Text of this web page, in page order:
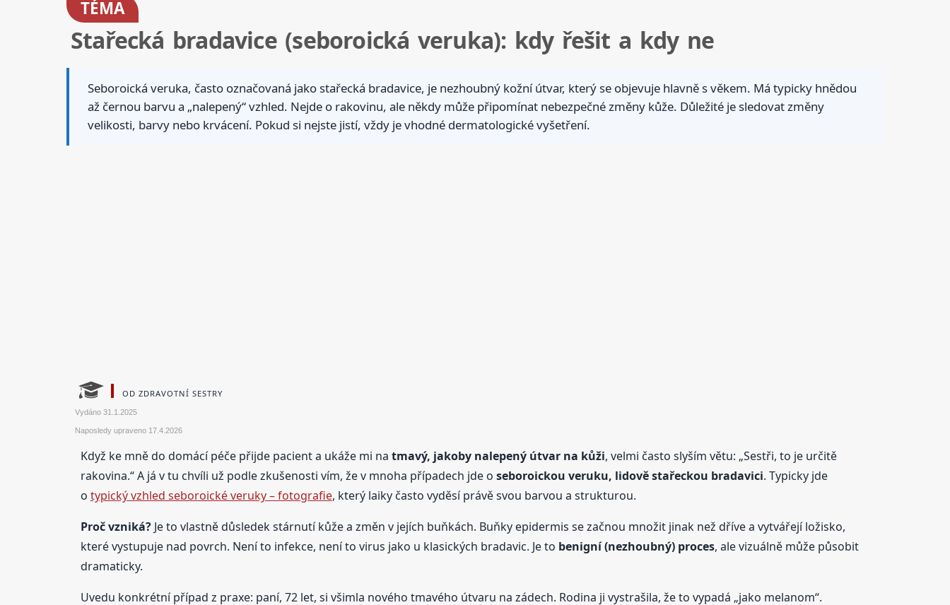
TÉMA
Stařecká bradavice (seboroická veruka): kdy řešit a kdy ne
Seboroická veruka, často označovaná jako stařecká bradavice, je nezhoubný kožní útvar, který se objevuje hlavně s věkem. Má typicky hnědou
až černou barvu a „nalepený“ vzhled. Nejde o rakovinu, ale někdy může připomínat nebezpečné změny kůže. Důležité je sledovat změny
velikosti, barvy nebo krvácení. Pokud si nejste jistí, vždy je vhodné dermatologické vyšetření.
OD ZDRAVOTNÍ SESTRY
Vydáno 31.1.2025
Naposledy upraveno 17.4.2026
Když ke mně do domácí péče přijde pacient a ukáže mi na tmavý, jakoby nalepený útvar na kůži, velmi často slyším větu: „Sestři, to je určitě
rakovina.“ A já v tu chvíli už podle zkušenosti vím, že v mnoha případech jde o seboroickou veruku, lidově stařeckou bradavici. Typicky jde
o typický vzhled seboroické veruky – fotografie, který laiky často vyděsí právě svou barvou a strukturou.
Proč vzniká?Je to vlastně důsledek stárnutí kůže a změn v jejích buňkách. Buňky epidermis se začnou množit jinak než dříve a vytvářejí ložisko,
které vystupuje nad povrch. Není to infekce, není to virus jako u klasických bradavic. Je to benigní (nezhoubný) proces, ale vizuálně může působit
dramaticky.
Uvedu konkrétní případ z praxe: paní, 72 let, si všimla nového tmavého útvaru na zádech. Rodina ji vystrašila, že to vypadá „jako melanom“.